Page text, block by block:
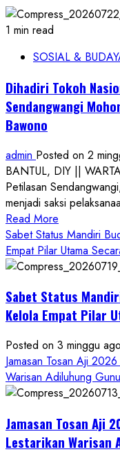
1 min read
SOSIAL &
Dihadiri Tokoh
Sendangwangi
Bawono
admin Posted on 2
BANTUL, DIY ||
Petilasan
menjadi saksi
Read More
more
about
Dihadiri
Nasional,
Ruwatan
Petilasan
Mohon
Restu
Hayuning
Bawono
Sabet Status Mandiri
Empat Pilar Utama
Sabet Status
Kelola Empat Pilar
Posted on 3 minggu ago
Jamasan Tosan Aji
Warisan Adiluhung
Jamasan Tosan Aji
Lestarikan Warisan